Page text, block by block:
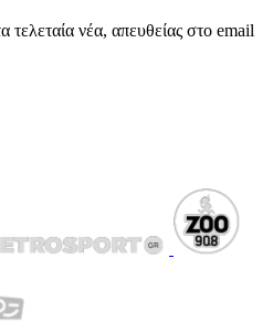
τελεταία νέα, απευθείας στο email